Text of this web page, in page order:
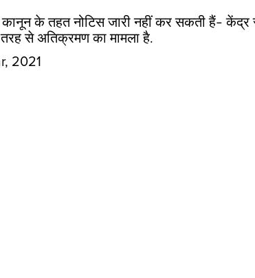
कानून के तहत नोटिस जारी नहीं कर सकती हैं- केंद्र
तरह से अतिक्रमण का मामला है.
2021